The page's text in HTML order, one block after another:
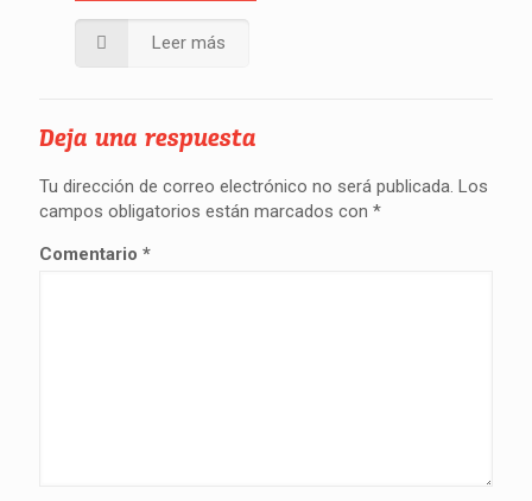
Leer más
Deja una respuesta
Tu dirección de correo electrónico no será publicada. Los
campos obligatorios están marcados con *
Comentario *